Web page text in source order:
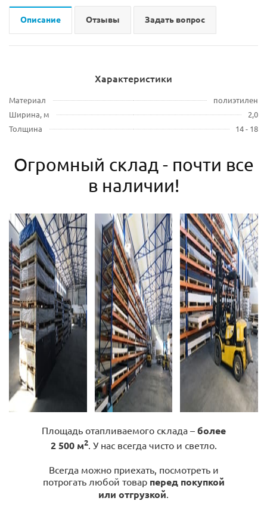
Описание Отзывы Задать вопрос
Характеристики
Материал
полиэтилен
Ширина, м
2,0
Толщина
14 - 18
Огромный склад - почти все
в наличии!
Площадь отапливаемого склада – более
2 500 м2. У нас всегда чисто и светло.
Всегда можно приехать, посмотреть и
потрогать любой товар перед покупкой
или отгрузкой.